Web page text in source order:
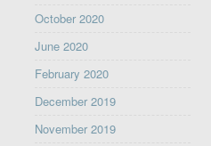
October 2020
June 2020
February 2020
December 2019
November 2019